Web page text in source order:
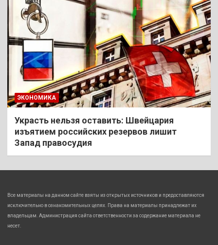
ЭКОНОМИКА
Украсть нельзя оставить: Швейцария
изъятием российских резервов лишит
Запад правосудия
Все материалы на данном сайте взяты из открытых источников и предоставляются
исключительно в ознакомительных целях. Права на материалы принадлежат их
владельцам. Администрация сайта ответственности за содержание материала не
несет.